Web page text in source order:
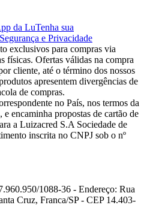
da LuTenha sua
Segurança e Privacidade
exclusivos para compras via
físicas. Ofertas válidas na compra
cliente, até o término dos nossos
apresentem divergências de
de compras.
no País, nos termos da
encaminha propostas de cartão de
a Luizacred S.A Sociedade de
inscrita no CNPJ sob o nº
1088-36 - Endereço: Rua
Cruz, Franca/SP - CEP 14.403-